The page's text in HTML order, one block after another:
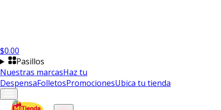
$0.00
Pasillos
Nuestras marcasHaz tu
DespensaFolletosPromocionesUbica tu tienda